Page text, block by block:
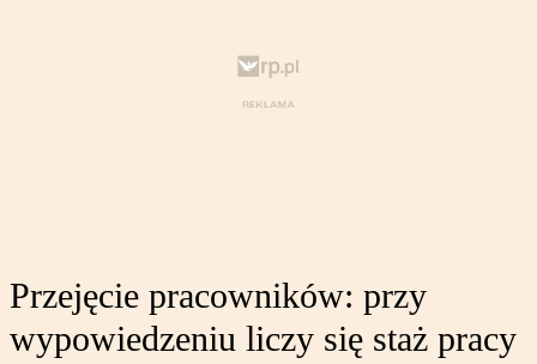
Przejęcie pracowników: przy
wypowiedzeniu liczy się staż pracy